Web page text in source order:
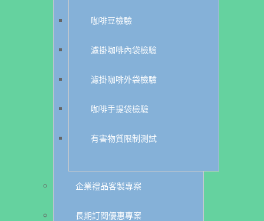
咖啡豆檢驗
濾掛咖啡內袋檢驗
濾掛咖啡外袋檢驗
咖啡手提袋檢驗
有害物質限制測試
企業禮品客製專案
長期訂閱優惠專案